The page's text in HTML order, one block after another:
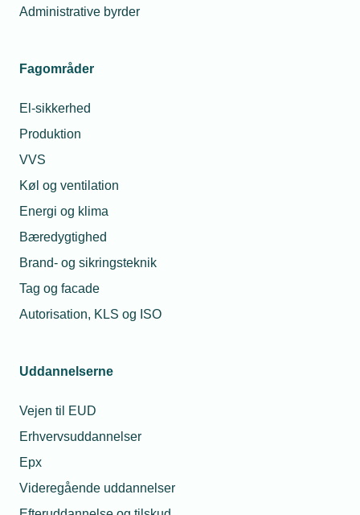
Administrative byrder
Fagområder
El-sikkerhed
Produktion
VVS
Køl og ventilation
Energi og klima
Bæredygtighed
Brand- og sikringsteknik
Tag og facade
Autorisation, KLS og ISO
Uddannelserne
Vejen til EUD
Erhvervsuddannelser
Epx
Videregående uddannelser
Installationer i eksplosionsfarlige områder
Tele- og datainstallationer
Verifikation af elektriske installationer
Energi og klima
Fremtidens energiforbrug er grønt, smart og
Tænk grønt - det er god forretning
Data fra fjernaflæste målere
Kom på energistyrelsens håndværkerliste
Frisættelse af forsyningsdata